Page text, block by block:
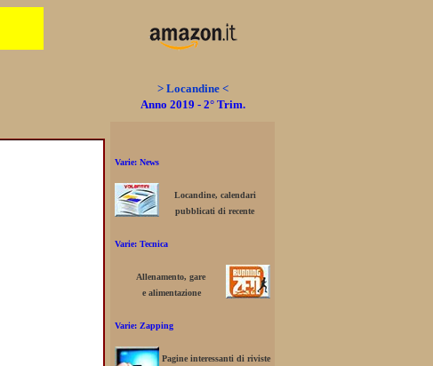
> Locandine <
Anno 2019 - 2° Trim.
Varie: News
Locandine, calendari
pubblicati di recente
Varie: Tecnica
Allenamento, gare
e alimentazione
Varie: Zapping
Pagine interessanti di riviste